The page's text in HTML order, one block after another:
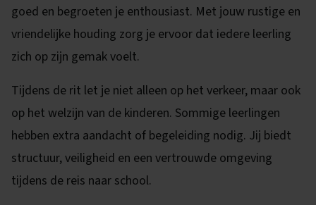
goed en begroeten je enthousiast. Met jouw rustige en
vriendelijke houding zorg je ervoor dat iedere leerling
zich op zijn gemak voelt.
Tijdens de rit let je niet alleen op het verkeer, maar ook
op het welzijn van de kinderen. Sommige leerlingen
hebben extra aandacht of begeleiding nodig. Jij biedt
structuur, veiligheid en een vertrouwde omgeving
tijdens de reis naar school.